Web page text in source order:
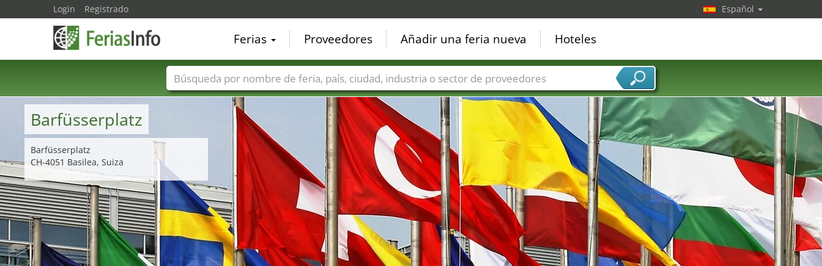
Barfüsserplatz
Barfüsserplatz
CH-4051 Basilea, Suiza
Login Registrado Español
Ferias Proveedores Añadir una feria nueva Hoteles
Nombres de ferias Países Ciudades Sectores de ferias Sectores de proveedor de servicios